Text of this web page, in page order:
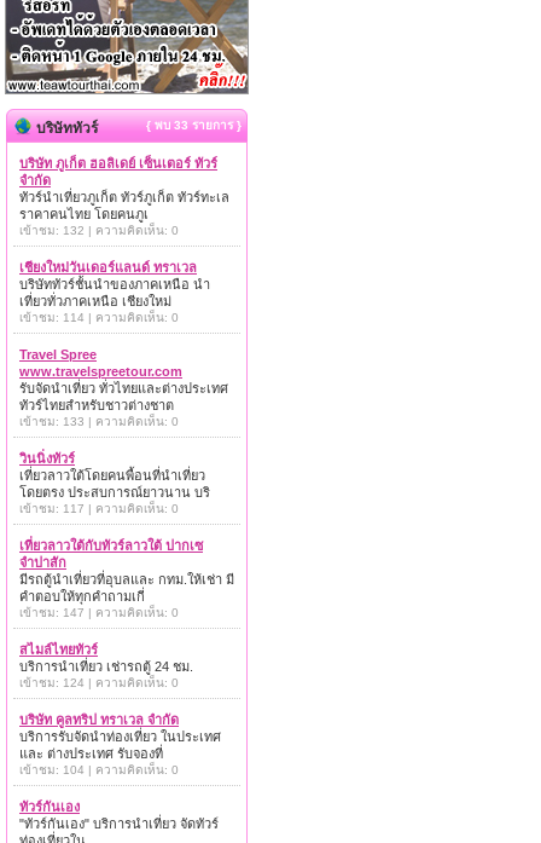
บริษัททัวร์ { พบ 33 รายการ }
บริษัท ภูเก็ต ฮอลิเดย์ เซ็นเตอร์ ทัวร์
จำกัด
ทัวร์นำเที่ยวภูเก็ต ทัวร์ภูเก็ต ทัวร์ทะเล
ราคาคนไทย โดยคนภูเ
เข้าชม: 132 | ความคิดเห็น: 0
เชียงใหม่วันเดอร์แลนด์ ทราเวล
บริษัททัวร์ชั้นนำของภาคเหนือ นำ
เที่ยวทั่วภาคเหนือ เชียงใหม่
เข้าชม: 114 | ความคิดเห็น: 0
Travel Spree
www.travelspreetour.com
รับจัดนำเที่ยว ทั่วไทยและต่างประเทศ
ทัวร์ไทยสำหรับชาวต่างชาต
เข้าชม: 133 | ความคิดเห็น: 0
วินนิ่งทัวร์
เที่ยวลาวใต้โดยคนพื้อนที่นำเที่ยว
โดยตรง ประสบการณ์ยาวนาน บริ
เข้าชม: 117 | ความคิดเห็น: 0
เที่ยวลาวใต้กับทัวร์ลาวใต้ ปากเซ
จำปาสัก
มีรถตู้นำเที่ยวที่อุบลและ กทม.ให้เช่า มี
คำตอบให้ทุกคำถามเกี่
เข้าชม: 147 | ความคิดเห็น: 0
สไมล์ไทยทัวร์
บริการนำเที่ยว เช่ารถตู้ 24 ชม.
เข้าชม: 124 | ความคิดเห็น: 0
บริษัท คูลทริป ทราเวล จำกัด
บริการรับจัดนำท่องเที่ยว ในประเทศ
และ ต่างประเทศ รับจองที่
เข้าชม: 104 | ความคิดเห็น: 0
ทัวร์กันเอง
"ทัวร์กันเอง" บริการนำเที่ยว จัดทัวร์